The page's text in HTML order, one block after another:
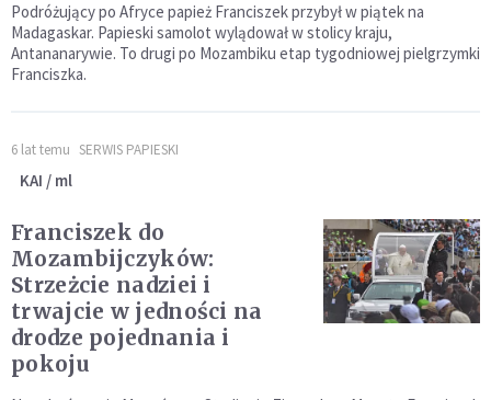
Podróżujący po Afryce papież Franciszek przybył w piątek na
Madagaskar. Papieski samolot wylądował w stolicy kraju,
Antananarywie. To drugi po Mozambiku etap tygodniowej pielgrzymki
Franciszka.
6 lat temu SERWIS PAPIESKI
KAI / ml
Franciszek do
Mozambijczyków:
Strzeżcie nadziei i
trwajcie w jedności na
drodze pojednania i
pokoju